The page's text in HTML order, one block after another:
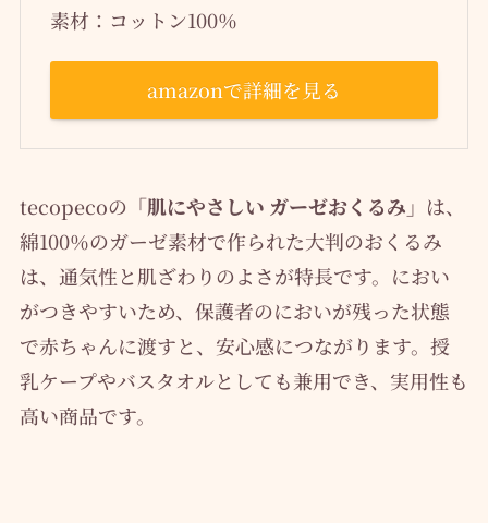
素材：コットン100％
amazonで詳細を見る
tecopecoの 「肌にやさしい ガーゼおくるみ」 は、
綿100％のガーゼ素材で作られた大判のおくるみ
は、通気性と肌ざわりのよさが特長です。におい
がつきやすいため、保護者のにおいが残った状態
で赤ちゃんに渡すと、安心感につながります。授
乳ケープやバスタオルとしても兼用でき、実用性も
高い商品です。